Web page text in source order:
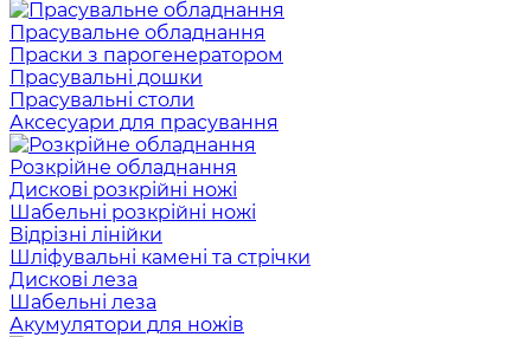
Прасувальне обладнання
Праски з парогенератором
Прасувальні дошки
Прасувальні столи
Аксесуари для прасування
Розкрійне обладнання
Дискові розкрійні ножі
Шабельні розкрійні ножі
Відрізні лінійки
Шліфувальні камені та стрічки
Дискові леза
Шабельні леза
Акумулятори для ножів